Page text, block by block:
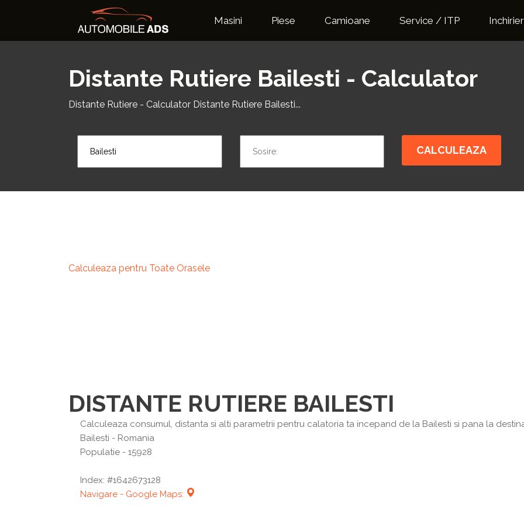
Masini Piese Camioane Service / ITP
Distante Rutiere Bailesti - Calculator
Distante Rutiere - Calculator Distante Rutiere Bailesti...
CALCULEAZA
Calculeaza pentru Toate Orasele
DISTANTE RUTIERE BAILESTI
Calculeaza consumul, distanta si alti parametrii pentru calatoria ta incepand de la Bailesti si pana la
Bailesti - Romania
Populatie - 15928
Index: #1642673128
Navigare - Google Maps: